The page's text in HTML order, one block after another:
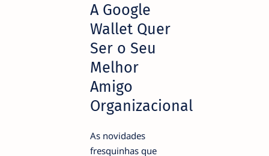
A Google
Wallet Quer
Ser o Seu
Melhor
Amigo
Organizacional
As novidades
fresquinhas que